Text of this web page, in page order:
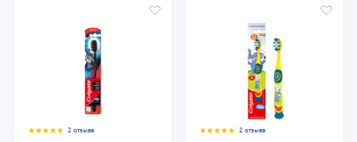
2 отзыва 2 отзыва